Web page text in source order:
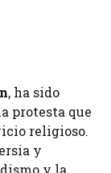
, ha sido
protesta que
religioso.
y
y la